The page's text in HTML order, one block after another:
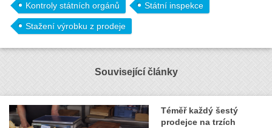
Kontroly státních orgánů Státní inspekce
Stažení výrobku z prodeje
Související články
Téměř každý šestý
prodejce na trzích